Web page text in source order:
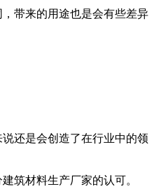
带来的用途也是会有些差异
还是会创造了在行业中的领
筑材料生产厂家的认可。